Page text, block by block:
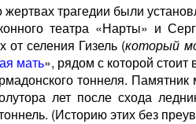
жертвах трагедии были
театра «Нарты» и
от селения Гизель (который
мать», рядом с которой
тоннеля.
лет после схода
(Историю этих без